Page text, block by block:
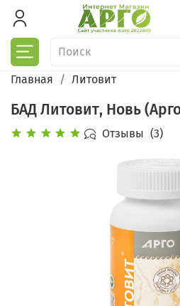
Главная Литовит
БАД Литовит, Новь
Отзывы (3)